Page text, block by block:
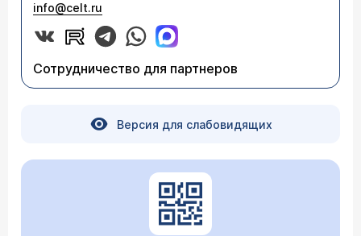
info@celt.ru
Сотрудничество для партнеров
Версия для слабовидящих